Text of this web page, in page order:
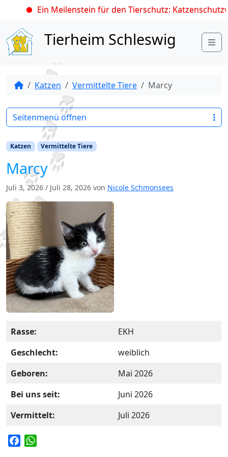
Ein Meilenstein für den Tierschutz:
Skip to content
Tierheim Schleswig
Katzen Vermittelte Tiere Marcy
Katzen Vermittelte Tiere
Marcy
Juli 3, 2026 / Juli 28, 2026 von Nicole Schmonsees
Rasse:
EKH
Geschlecht:
weiblich
Geboren:
Mai 2026
Bei uns seit:
Juni 2026
Vermittelt:
Juli 2026
Seitenmenü öffnen